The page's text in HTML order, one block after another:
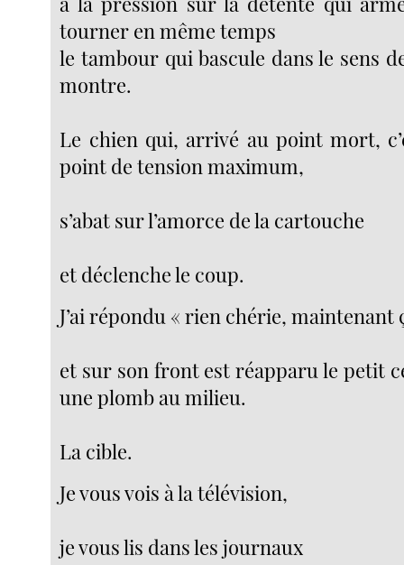
tourner en même temps
le tambour qui bascule dans le sens
montre.
Le chien qui, arrivé au point mort,
point de tension maximum,
s’abat sur l’amorce de la cartouche
et déclenche le coup.
J’ai répondu « rien chérie, maintenant
et sur son front est réapparu le petit
une plomb au milieu.
La cible.
Je vous vois à la télévision,
je vous lis dans les journaux